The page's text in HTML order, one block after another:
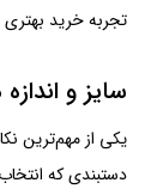
تجربه خرید بهتری
سایز و
یکی از مهم‌ترین
دستبندی که